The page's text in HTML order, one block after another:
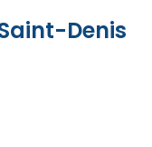
Denis